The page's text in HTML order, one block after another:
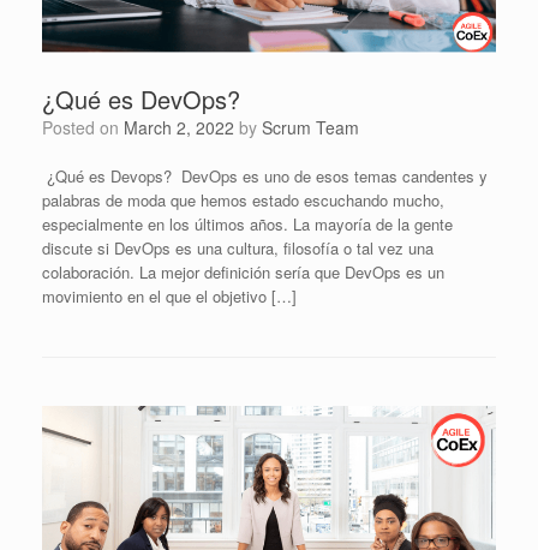
¿Qué es DevOps?
Posted on March 2, 2022 by Scrum Team
¿Qué es Devops? DevOps es uno de esos temas candentes y
palabras de moda que hemos estado escuchando mucho,
especialmente en los últimos años. La mayoría de la gente
discute si DevOps es una cultura, filosofía o tal vez una
colaboración. La mejor definición sería que DevOps es un
movimiento en el que el objetivo […]